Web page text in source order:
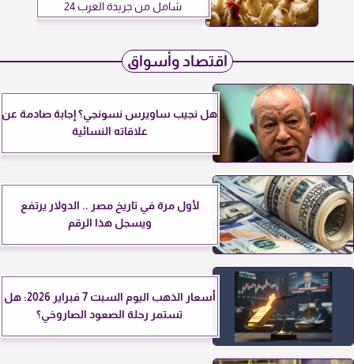
شامل من جريدة العرب 24
اقتصاد وأسواق
هل نجيب ساويرس نسونجي؟ إجابة صادمة عن
علاقاته النسائية
لأول مرة في تاريخ مصر .. الدولار يرتفع
ويسجل هذا الرقم
أسعار الذهب اليوم السبت 7 فبراير 2026: هل
تستمر رحلة الصعود الصاروخي؟